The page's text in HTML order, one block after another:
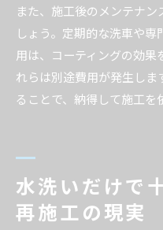
また、施工後のメンテナ
しょう。定期的な洗車や
用は、コーティングの効
れらは別途費用が発生しま
ることで、納得して施工を
水洗いだけで
再施工の現実